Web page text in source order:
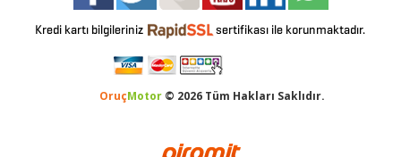
OruçMotor© 2026 Tüm Hakları Saklıdır.